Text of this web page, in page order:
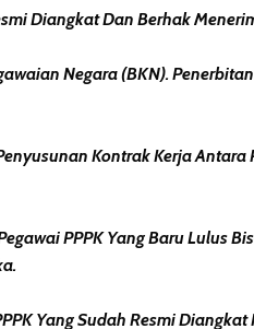
Diangkat Dan Berhak
Negara (BKN).
Kontrak Kerja
PPPK Yang Baru Lulus
Yang Sudah Resmi